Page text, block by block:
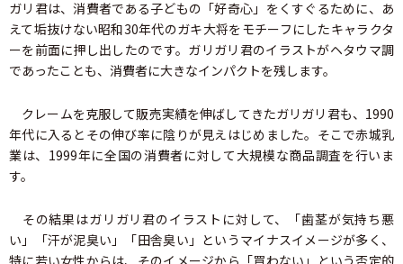
ガリ君は、消費者である子どもの「好奇心」をくすぐるために、あ
えて垢抜けない昭和30年代のガキ大将をモチーフにしたキャラクタ
ーを前面に押し出したのです。ガリガリ君のイラストがヘタウマ調
であったことも、消費者に大きなインパクトを残します。
クレームを克服して販売実績を伸ばしてきたガリガリ君も、1990
年代に入るとその伸び率に陰りが見えはじめました。そこで赤城乳
業は、1999年に全国の消費者に対して大規模な商品調査を行いま
す。
その結果はガリガリ君のイラストに対して、「歯茎が気持ち悪
い」「汗が泥臭い」「田舎臭い」というマイナスイメージが多く、
特に若い女性からは、そのイメージから「買わない」という否定的